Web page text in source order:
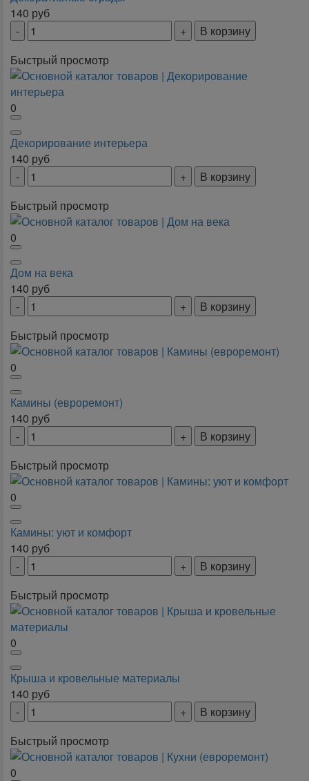
140 руб
В корзину
Быстрый просмотр
0
Декорирование интерьера
140 руб
В корзину
Быстрый просмотр
0
Дом на века
140 руб
В корзину
Быстрый просмотр
0
Камины (евроремонт)
140 руб
В корзину
Быстрый просмотр
0
Камины: уют и комфорт
140 руб
В корзину
Быстрый просмотр
0
Крыша и кровельные материалы
140 руб
В корзину
Быстрый просмотр
0